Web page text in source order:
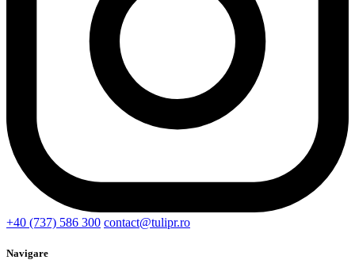
+40 (737) 586 300 contact@tulipr.ro
Navigare